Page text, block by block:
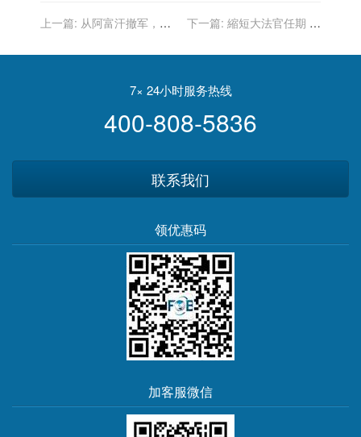
上一篇: 从阿富汗撤军，美
乌兹别克斯坦断然拒绝
下一篇: 縮短大法官任期 最
7× 24小时服务热线
400-808-5836
联系我们
领优惠码
加客服微信